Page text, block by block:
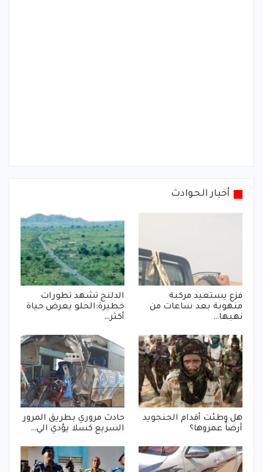
أخبار الحوادث
فزع يستعيد مركبة
منهوبة بعد ساعات من
نهبها…
الدلنج تشهد تطورات
خطيرة:الحلو يعرض حياة
أكثر…
هل وطئت أقدام الجنجويد
أرضاً عمروها؟
حادث مروري بطريق المرور
السريع كسلا يؤدي الي…